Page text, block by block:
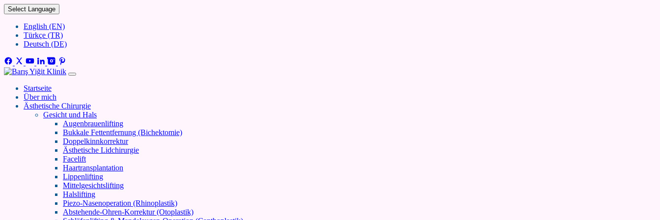
Select Language
English (EN)
Türkçe (TR)
Deutsch (DE)
Startseite
Über mich
Ästhetische Chirurgie
Gesicht und Hals
Augenbrauenlifting
Bukkale Fettentfernung (Bichektomie)
Doppelkinnkorrektur
Ästhetische Lidchirurgie
Facelift
Haartransplantation
Lippenlifting
Mittelgesichtslifting
Halslifting
Piezo-Nasenoperation (Rhinoplastik)
Abstehende-Ohren-Korrektur (Otoplastik)